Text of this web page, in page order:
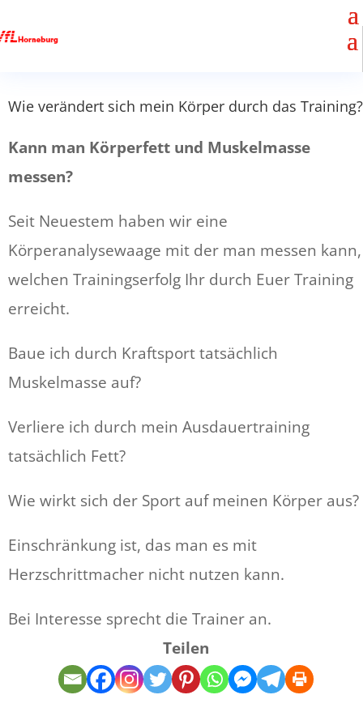
Wie verändert sich mein Körper durch das Training?
Kann man Körperfett und Muskelmasse
messen?
Seit Neuestem haben wir eine
Körperanalysewaage mit der man messen kann,
welchen Trainingserfolg Ihr durch Euer Training
erreicht.
Baue ich durch Kraftsport tatsächlich
Muskelmasse auf?
Verliere ich durch mein Ausdauertraining
tatsächlich Fett?
Wie wirkt sich der Sport auf meinen Körper aus?
Einschränkung ist, das man es mit
Herzschrittmacher nicht nutzen kann.
Bei Interesse sprecht die Trainer an.
Teilen